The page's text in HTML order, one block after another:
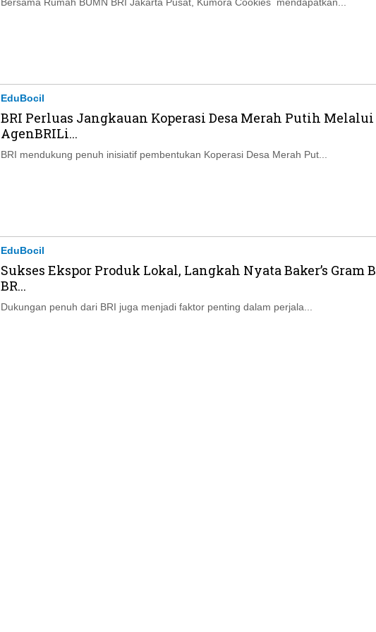
EduBocil
BRI Perluas Jangkauan Koperasi Desa Merah Putih Melalui
AgenBRILi...
BRI mendukung penuh inisiatif pembentukan Koperasi Desa Merah Put...
EduBocil
Sukses Ekspor Produk Lokal, Langkah Nyata Baker’s Gram
BR...
Dukungan penuh dari BRI juga menjadi faktor penting dalam perjala...